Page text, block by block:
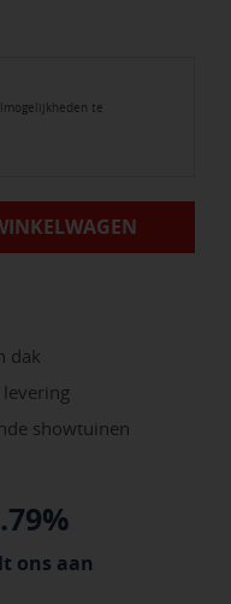
te
dak
levering
showtuinen
ons aan